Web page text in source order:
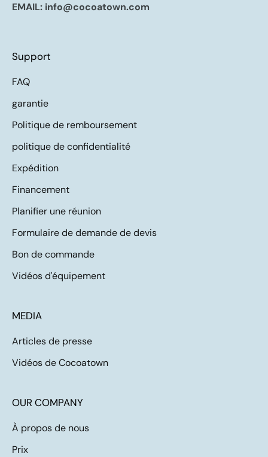
EMAIL: info@cocoatown.com
Support
FAQ
garantie
Politique de remboursement
politique de confidentialité
Expédition
Financement
Planifier une réunion
Formulaire de demande de devis
Bon de commande
Vidéos d'équipement
MEDIA
Articles de presse
Vidéos de Cocoatown
OUR COMPANY
À propos de nous
Prix